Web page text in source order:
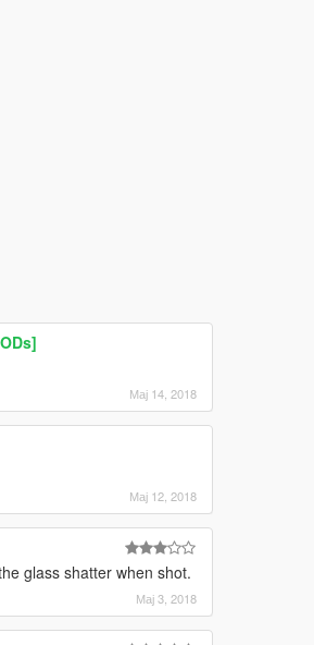
Мај 14, 2018
Мај 12, 2018
glass shatter when shot.
Мај 3, 2018